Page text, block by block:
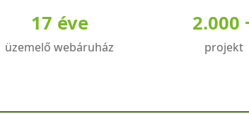
17 éve
üzemelő webáruház
2.000
projekt